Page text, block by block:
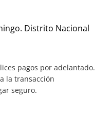
Distrito Nacional
pagos por adelantado.
la transacción
seguro.